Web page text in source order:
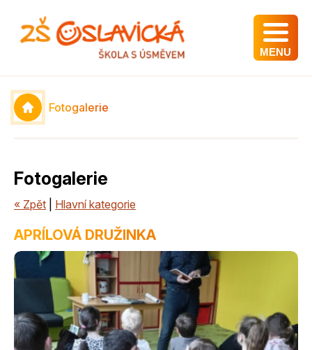
MENU
Fotogalerie
Fotogalerie
« Zpět Hlavní kategorie
APRÍLOVÁ DRUŽINKA